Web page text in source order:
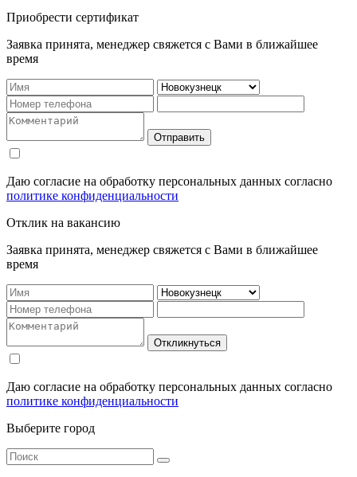
Приобрести сертификат
Заявка принята, менеджер свяжется с Вами в ближайшее
время
Отправить
Даю согласие на обработку персональных данных согласно
политике конфиденциальности
Отклик на вакансию
Заявка принята, менеджер свяжется с Вами в ближайшее
время
Откликнуться
Даю согласие на обработку персональных данных согласно
политике конфиденциальности
Выберите город